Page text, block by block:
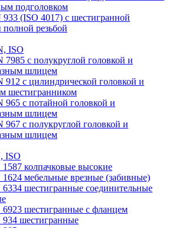
подголовком
(ISO 4017) с шестигранной
полной резьбой
ISO
с полукруглой головкой и
шлицем
с цилиндрической головкой и
шестигранником
с потайной головкой и
шлицем
с полукруглой головкой и
шлицем
ISO
колпачковые высокие
мебельные врезные (забивные)
шестигранные соединительные
шестигранные с фланцем
шестигранные